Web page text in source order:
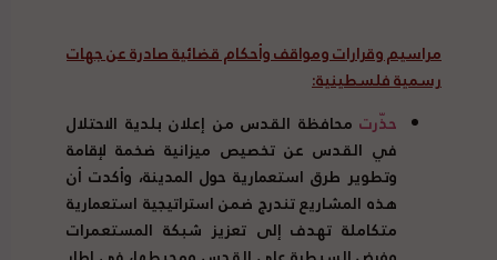
مراسيم وقرارات ومواقف وأحكام قضائية صادرة عن جهات
رسمية فلسطينية:
حذّرت محافظة القدس من إعلان بلدية الاحتلال
في القدس عن تخصيص ميزانية ضخمة لإقامة
وتطوير طرق استعمارية حول المدينة، وأكدت أن
هذه المشاريع تندرج ضمن استراتيجية استعمارية
متكاملة تهدف إلى تعزيز شبكة المستعمرات